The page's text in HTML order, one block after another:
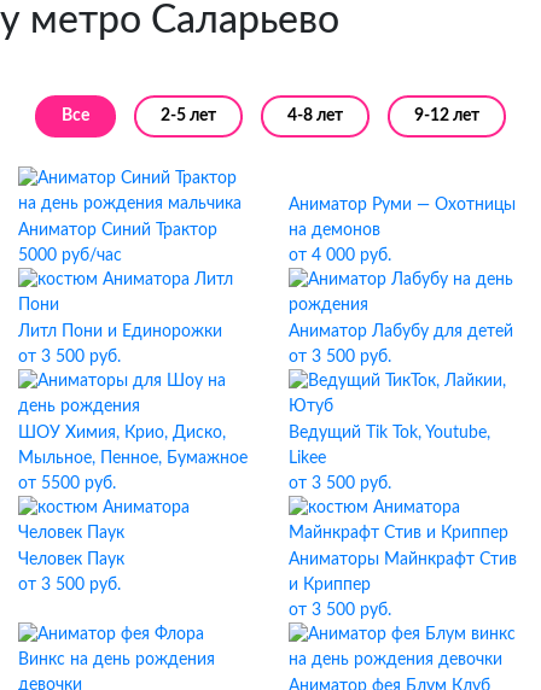
у метро Саларьево
Все 2-5 лет 4-8 лет 9-12 лет
Аниматор Синий Трактор
5000 руб/час
Аниматор Руми — Охотницы
на демонов
от 4 000 руб.
Литл Пони и Единорожки
от 3 500 руб.
Аниматор Лабубу для детей
от 3 500 руб.
ШОУ Химия, Крио, Диско,
Мыльное, Пенное, Бумажное
от 5500 руб.
Ведущий Tik Tok, Youtube,
Likee
от 3 500 руб.
Человек Паук
от 3 500 руб.
Аниматоры Майнкрафт Стив
и Криппер
от 3 500 руб.
Аниматор фея Блум Клуб